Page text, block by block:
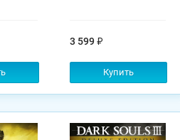
3 599
Купить